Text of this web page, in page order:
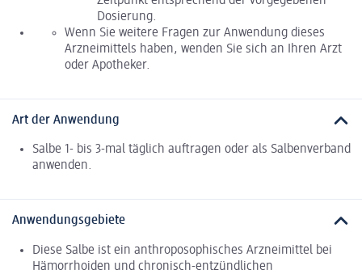
Dosierung.
Wenn Sie weitere Fragen zur Anwendung dieses
Arzneimittels haben, wenden Sie sich an Ihren Arzt
oder Apotheker.
Art der Anwendung
Salbe 1- bis 3-mal täglich auftragen oder als Salbenverband
anwenden.
Anwendungsgebiete
Diese Salbe ist ein anthroposophisches Arzneimittel bei
Hämorrhoiden und chronisch-entzündlichen